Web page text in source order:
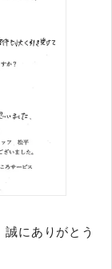
にありがとう